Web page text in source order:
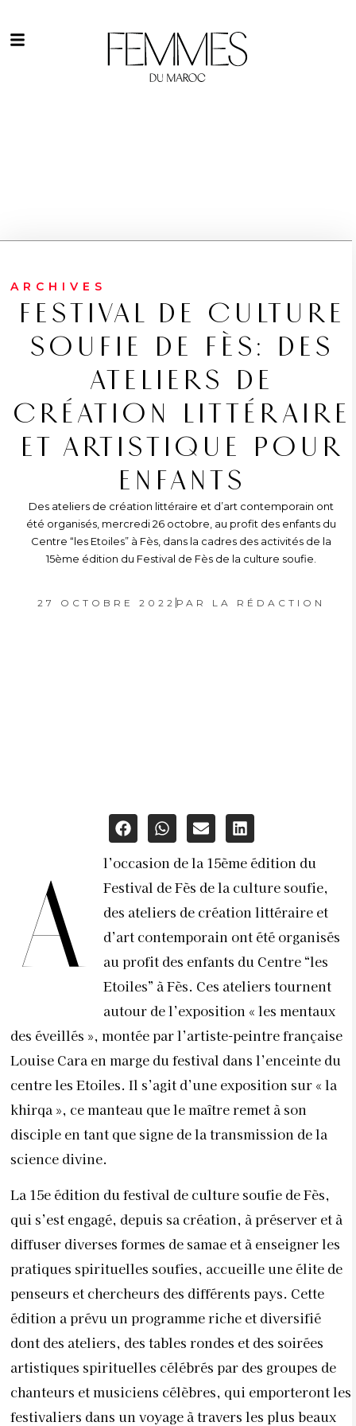
ARCHIVES
FESTIVAL DE CULTURE
SOUFIE DE FÈS: DES
ATELIERS DE
CRÉATION LITTÉRAIRE
ET ARTISTIQUE POUR
ENFANTS
Des ateliers de création littéraire et d’art contemporain ont
été organisés, mercredi 26 octobre, au profit des enfants du
Centre “les Etoiles” à Fès, dans la cadres des activités de la
15ème édition du Festival de Fès de la culture soufie.
27 OCTOBRE 2022 PAR LA RÉDACTION
A
l’occasion de la 15ème édition du
Festival de Fès de la culture soufie,
des ateliers de création littéraire et
d’art contemporain ont été organisés
au profit des enfants du Centre “les
Etoiles” à Fès. Ces ateliers tournent
autour de l’exposition « les mentaux
des éveillés », montée par l’artiste-peintre française
Louise Cara en marge du festival dans l’enceinte du
centre les Etoiles. Il s’agit d’une exposition sur « la
khirqa », ce manteau que le maître remet à son
disciple en tant que signe de la transmission de la
science divine.
La 15e édition du festival de culture soufie de Fès,
qui s’est engagé, depuis sa création, à préserver et à
diffuser diverses formes de samae et à enseigner les
pratiques spirituelles soufies, accueille une élite de
penseurs et chercheurs des différents pays. Cette
édition a prévu un programme riche et diversifié
dont des ateliers, des tables rondes et des soirées
artistiques spirituelles célébrés par des groupes de
chanteurs et musiciens célèbres, qui emporteront les
festivaliers dans un voyage à travers les plus beaux